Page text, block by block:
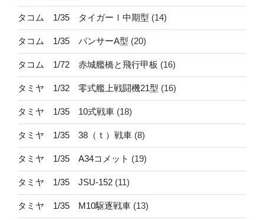
タコム 1/35 タイガーⅠ中期型 (14)
タコム 1/35 パンサーA型 (20)
タコム 1/72 赤城艦橋と飛行甲板 (16)
タミヤ 1/32 零式艦上戦闘機21型 (16)
タミヤ 1/35 10式戦車 (18)
タミヤ 1/35 38（ｔ）戦車 (8)
タミヤ 1/35 A34コメット (19)
タミヤ 1/35 JSU-152 (11)
タミヤ 1/35 M10駆逐戦車 (13)